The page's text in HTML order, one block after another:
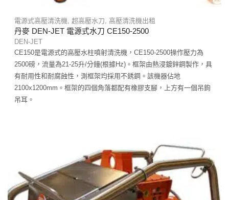
電源式高壓清洗機, 超高壓水刀, 高壓清洗機出租
丹麥 DEN-JET 電源式水刀 CE150-2500
DEN-JET
CE150是電源式的高壓水柱噴射清洗機，CE150-2500操作壓力為
2500磅，流量為21-25升/分鐘(根據Hz)。框架由熱浸鍍鋅鋼製作，具
有耐用性和耐腐蝕性，測框架均採用不銹鋼。該機器佔地
2100x1200mm。框架的四個角落都配有橡膠支腳，上方有一個吊鉤
吊耳。